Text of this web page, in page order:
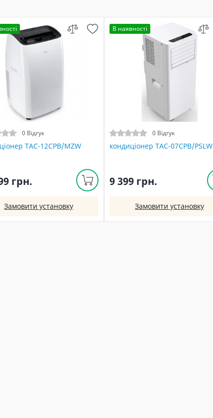
0 Відгук
TAC-12CPB/MZW
грн.
Замовити установку
В наявності
0 Відгук
кондиціонер TAC-07CPB/PSLW
9 399 грн.
Замовити установку